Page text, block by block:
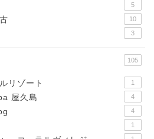
5
10
3
105
リゾート 1
屋久島 4
4
1